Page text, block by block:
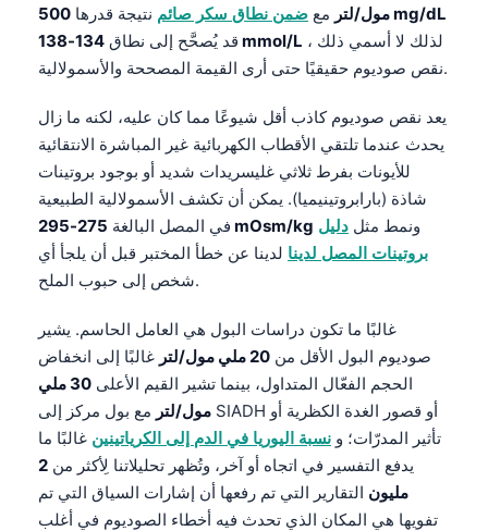
مول/لتر مع ضمن نطاق سكر صائم نتيجة قدرها
500 mg/dL
قد يُصحَّح إلى نطاق 134-138 mmol/L ، لذلك لا أسمي ذلك
نقص صوديوم حقيقيًا حتى أرى القيمة المصححة والأسمولالية.
يعد نقص صوديوم كاذب أقل شيوعًا مما كان عليه، لكنه ما زال
يحدث عندما تلتقي الأقطاب الكهربائية غير المباشرة الانتقائية
للأيونات بفرط ثلاثي غليسريدات شديد أو بوجود بروتينات
شاذة (بارابروتينيميا). يمكن أن تكشف الأسمولالية الطبيعية
في المصل البالغة 275-295 mOsm/kg ونمط مثل دليل
بروتينات المصل لدينا لدينا عن خطأ المختبر قبل أن يلجأ أي
شخص إلى حبوب الملح.
غالبًا ما تكون دراسات البول هي العامل الحاسم. يشير
صوديوم البول الأقل من 20 ملي مول/لتر
غالبًا إلى انخفاض
الحجم الفعّال المتداول، بينما تشير القيم الأعلى
30 ملي
مول/لتر مع بول مركز إلى SIADH أو قصور الغدة الكظرية أو
تأثير المدرّات؛ و نسبة اليوريا في الدم إلى الكرياتينين غالبًا ما
يدفع التفسير في اتجاه أو آخر، وتُظهر تحليلاتنا لِأكثر من 2
مليون التقارير التي تم رفعها أن إشارات السياق التي تم
تفويها هي المكان الذي تحدث فيه أخطاء الصوديوم في أغلب
Basa Jawa
Cebuano
ئۇيغۇرچە
Кыргызча
Татар теле
Беларуская мова
Esperanto
Frysk
Ślōnskŏ gŏdka
Norsk bokmål